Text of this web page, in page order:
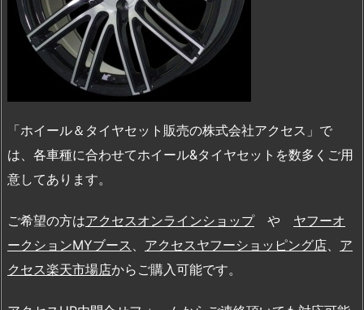
「ホイール＆タイヤセット販売の株式会社アクセス」で
は、各車種に合わせてホイール&タイヤセットを数多くご用
意してあります。
ご希望の方はアクセスオンラインショップや ヤフーオ
ークションMYブース 、 アクセスヤフーショッピング店、 ア
クセス楽天市場店からご購入可能です。